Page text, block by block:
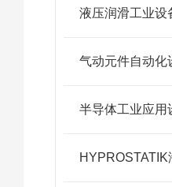
液压润滑工业设
气动元件自动化
半导体工业应用
HYPROSTATIK